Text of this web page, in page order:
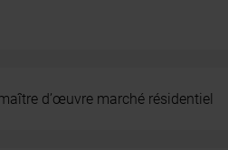
d’œuvre marché résidentiel